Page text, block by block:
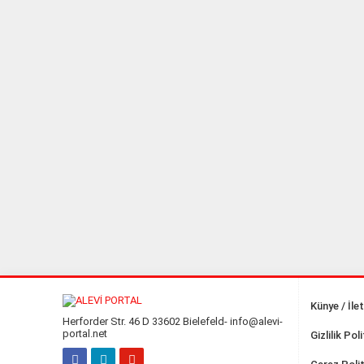
Herforder Str. 46 D 33602 Bielefeld- info@alevi-
portal.net
Künye /
Gizlilik